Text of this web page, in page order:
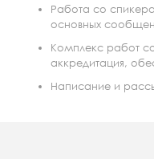
Работа со
основных
Комплекс работ
аккредитация,
Написание и